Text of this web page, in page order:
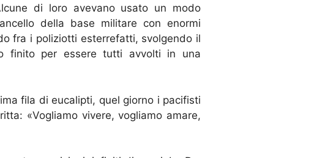
di loro avevano usato un modo
della base militare con enormi
fra i poliziotti esterrefatti, svolgendo il
finito per essere tutti avvolti in una
fila di eucalipti, quel giorno i pacifisti
«Vogliamo vivere, vogliamo amare,